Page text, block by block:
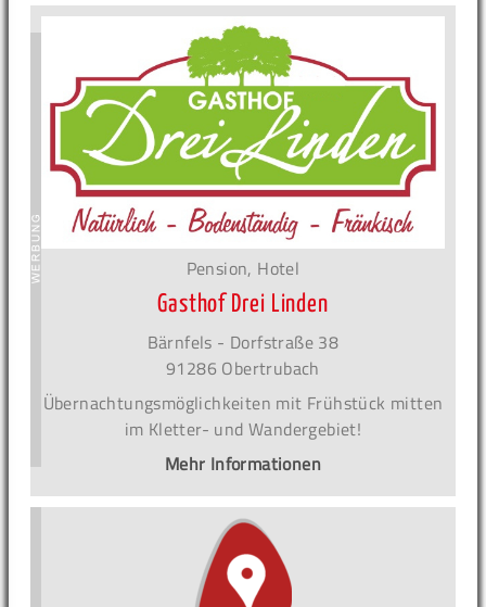
Pension, Hotel
Gasthof Drei Linden
Bärnfels - Dorfstraße 38
91286 Obertrubach
Übernachtungsmöglichkeiten mit Frühstück mitten
im Kletter- und Wandergebiet!
Mehr Informationen